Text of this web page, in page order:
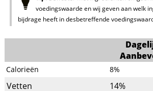
voedingswaarde en wij geven aan welk
bijdrage heeft in desbetreffende
Calorieën 8%
Vetten 14%